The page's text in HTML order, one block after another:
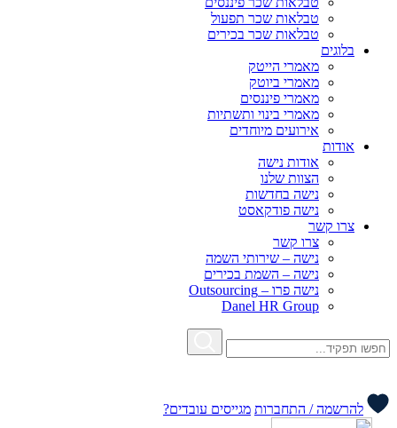
טבלאות שכר תפעול
טבלאות שכר בכירים
בלוגים
מאמרי הייטק
מאמרי ביוטק
מאמרי פיננסים
מאמרי בינוי ותשתיות
אירועים מיוחדים
אודות
אודות נישה
הצוות שלנו
נישה בחדשות
נישה פודקאסט
צרו קשר
צרו קשר
נישה – שירותי השמה
נישה – השמת בכירים
נישה פרו – Outsourcing
Danel HR Group
להרשמה / התחברות מגייסים עובדים?